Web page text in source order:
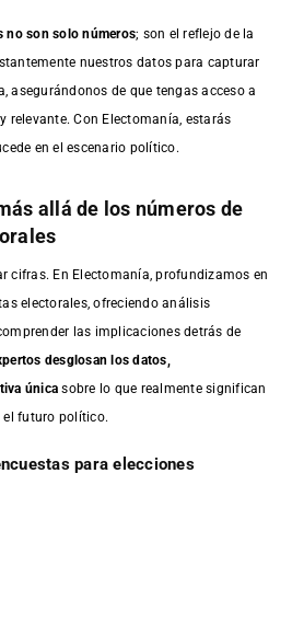
no son solo números; son el reflejo de la
nuestros datos para capturar
asegurándonos de que tengas acceso a
relevante. Con Electomanía, estarás
en el escenario político.
allá de los números de
cifras. En Electomanía, profundizamos en
electorales, ofreciendo análisis
las implicaciones detrás de
desglosan los datos,
única sobre lo que realmente significan
el futuro político.
para elecciones